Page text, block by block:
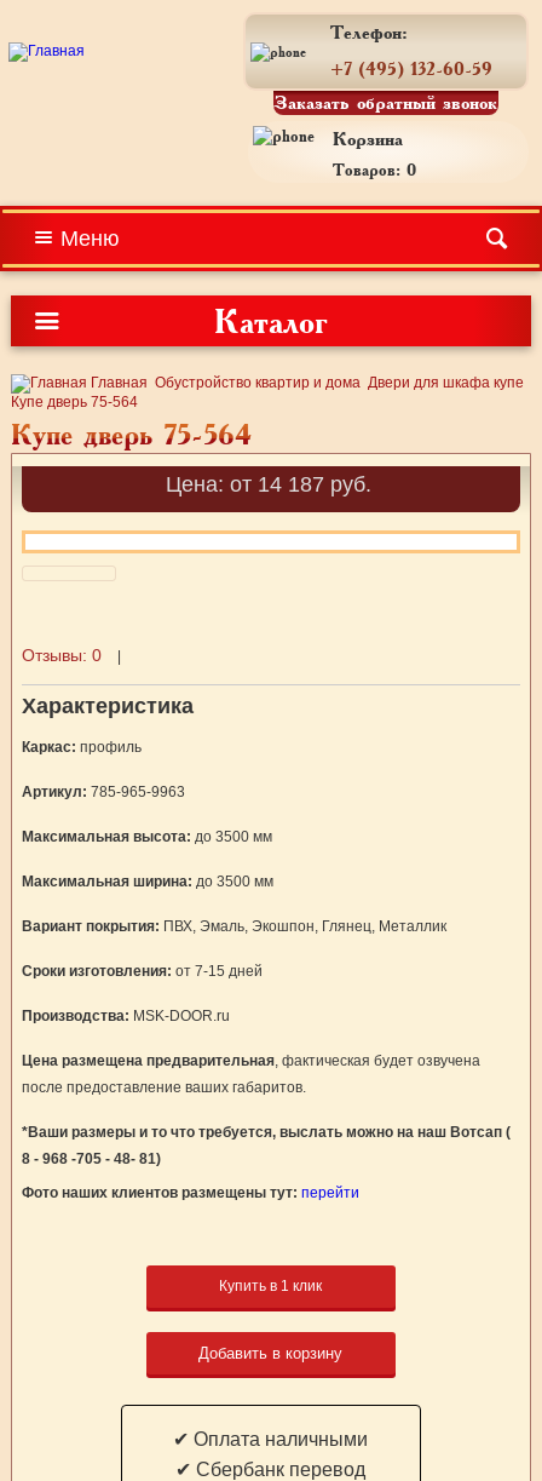
Телефон:
+7 (495) 132-60-59
Заказать обратный звонок
Корзина
Товаров: 0
Меню
Каталог
Главная Обустройство квартир и дома Двери для шкафа купе
Купе дверь 75-564
Купе дверь 75-564
Цена: от 14 187 руб.
Отзывы: 0
Характеристика
Каркас: профиль
Артикул: 785-965-9963
Максимальная высота: до 3500 мм
Максимальная ширина: до 3500 мм
Вариант покрытия: ПВХ, Эмаль, Экошпон, Глянец, Металлик
Сроки изготовления: от 7-15 дней
Производства: MSK-DOOR.ru
Цена размещена предварительная, фактическая будет озвучена
после предоставление ваших габаритов.
*Ваши размеры и то что требуется, выслать можно на наш Вотсап (
8 - 968 -705 - 48- 81)
Фото наших клиентов размещены тут: перейти
Купить в 1 клик
Добавить в корзину
✔ Оплата наличными
✔ Cбербанк перевод